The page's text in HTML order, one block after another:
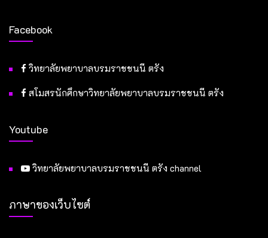
Facebook
วิทยาลัยพยาบาลบรมราชชนนี ตรัง
สโมสรนักศึกษาวิทยาลัยพยาบาลบรมราชชนนี ตรัง
Youtube
วิทยาลัยพยาบาลบรมราชชนนี ตรัง channel
ภาษาของเว็บไซต์